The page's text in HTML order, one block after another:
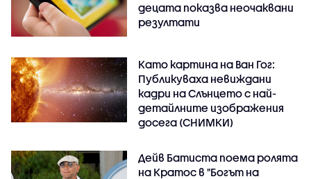
децата показва неочаквани
резултати
Като картина на Ван Гог:
Публикуваха невиждани
кадри на Слънцето с най-
детайлните изображения
досега (СНИМКИ)
Дейв Батиста поема ролята
на Кратос в "Богът на